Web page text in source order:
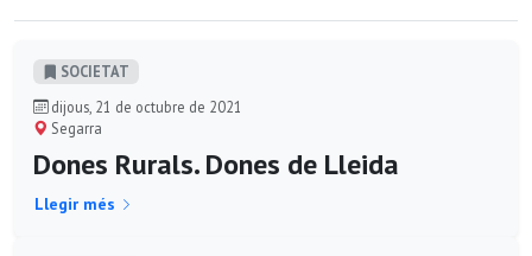
SOCIETAT
dijous, 21 de octubre de 2021
Segarra
Dones Rurals. Dones de Lleida
Llegir més